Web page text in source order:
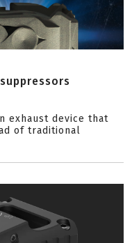
exhaust device that
of traditional